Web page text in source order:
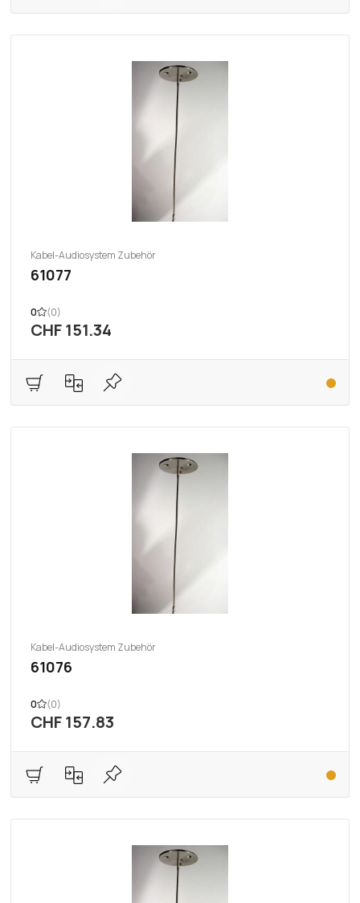
Kabel-Audiosystem Zubehör
61077
0 (0)
CHF 151.34
Kabel-Audiosystem Zubehör
61076
0 (0)
CHF 157.83